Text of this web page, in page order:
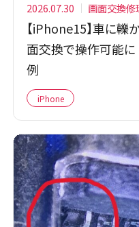
2026.07.30 画面交換
【iPhone15】車に轢
面交換で操作可能
例
iPhone